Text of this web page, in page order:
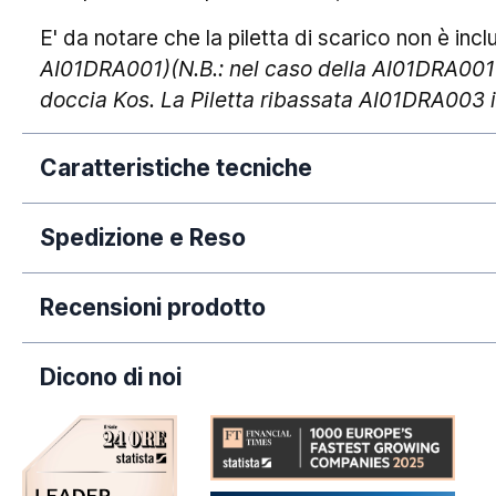
E' da notare che la piletta di scarico non è
AI01DRA001)(N.B.: nel caso della
doccia Kos. La Piletta ribassata
Caratteristiche tecniche
Antiscivolo:
Conformità CE:
Dimensione:
Spedizione e Reso
dall'avvenuto pagamento. Si rende necessario
puramente orientativi, poiché legati a fatti
periodi dell'anno (come Natale, Black Friday
predette tempistiche.
Ilresodel prodotto è consentitoentro 14
Recensioni prodotto
Dicono di noi